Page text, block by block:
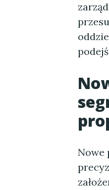
Nowe